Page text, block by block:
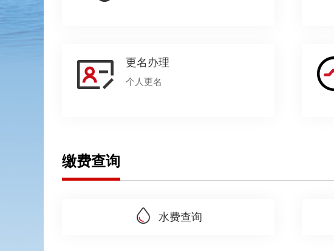
更名办理
个人更名
缴费查询
水费查询